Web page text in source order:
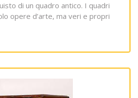
di un quadro antico. I quadri
opere d’arte, ma veri e propri